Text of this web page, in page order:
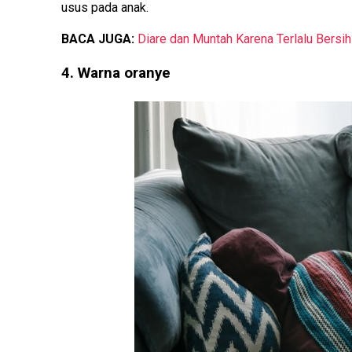
usus pada anak.
BACA JUGA: Diare dan Muntah Karena Terlalu
4. Warna oranye